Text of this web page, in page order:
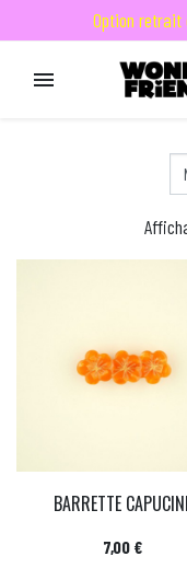
Option retrait

BARRETTE
Prix
7,00 €